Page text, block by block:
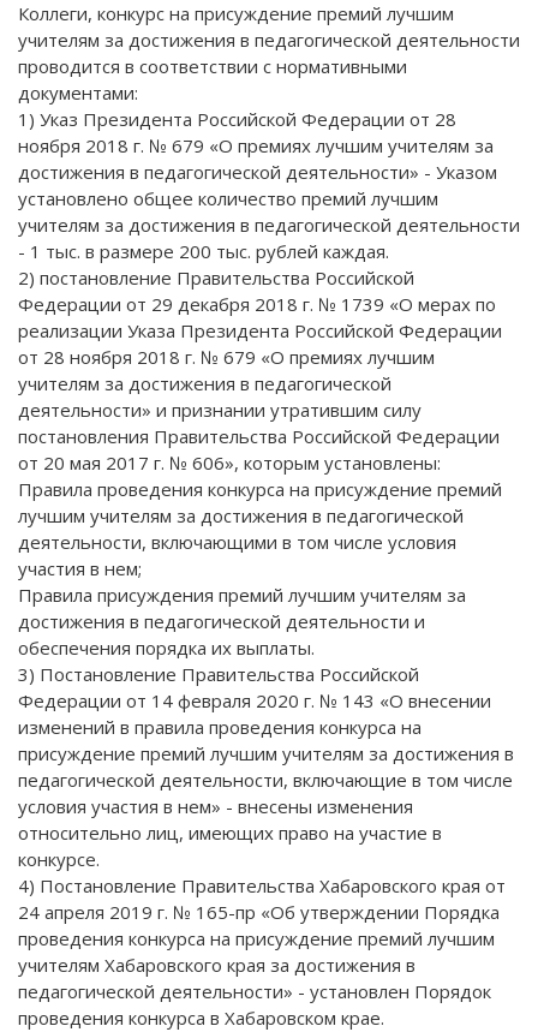
Коллеги, конкурс на присуждение премий лучшим
учителям за достижения в педагогической деятельности
проводится в соответствии с нормативными
документами:
1) Указ Президента Российской Федерации от 28
ноября 2018 г. № 679 «О премиях лучшим учителям за
достижения в педагогической деятельности» - Указом
установлено общее количество премий лучшим
учителям за достижения в педагогической деятельности
- 1 тыс. в размере 200 тыс. рублей каждая.
2) постановление Правительства Российской
Федерации от 29 декабря 2018 г. № 1739 «О мерах по
реализации Указа Президента Российской Федерации
от 28 ноября 2018 г. № 679 «О премиях лучшим
учителям за достижения в педагогической
деятельности» и признании утратившим силу
постановления Правительства Российской Федерации
от 20 мая 2017 г. № 606», которым установлены:
Правила проведения конкурса на присуждение премий
лучшим учителям за достижения в педагогической
деятельности, включающими в том числе условия
участия в нем;
Правила присуждения премий лучшим учителям за
достижения в педагогической деятельности и
обеспечения порядка их выплаты.
3) Постановление Правительства Российской
Федерации от 14 февраля 2020 г. № 143 «О внесении
изменений в правила проведения конкурса на
присуждение премий лучшим учителям за достижения в
педагогической деятельности, включающие в том числе
условия участия в нем» - внесены изменения
относительно лиц, имеющих право на участие в
конкурсе.
4) Постановление Правительства Хабаровского края от
24 апреля 2019 г. № 165-пр «Об утверждении Порядка
проведения конкурса на присуждение премий лучшим
учителям Хабаровского края за достижения в
педагогической деятельности» - установлен Порядок
проведения конкурса в Хабаровском крае.